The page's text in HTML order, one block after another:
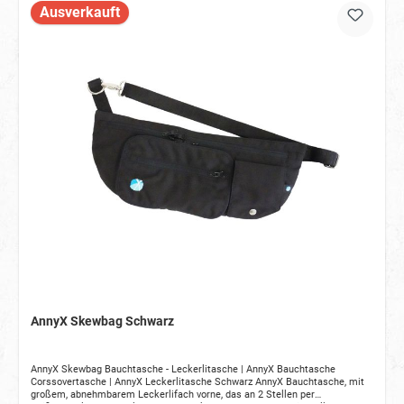
Ausverkauft
AnnyX Skewbag Schwarz
AnnyX Skewbag Bauchtasche - Leckerlitasche | AnnyX Bauchtasche
Corssovertasche | AnnyX Leckerlitasche Schwarz AnnyX Bauchtasche, mit
großem, abnehmbarem Leckerlifach vorne, das an 2 Stellen per